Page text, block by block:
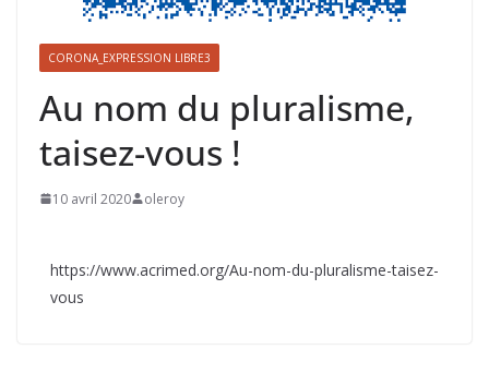
CORONA_EXPRESSION LIBRE3
Au nom du pluralisme,
taisez-vous !
10 avril 2020 oleroy
https://www.acrimed.org/Au-nom-du-pluralisme-taisez-
vous